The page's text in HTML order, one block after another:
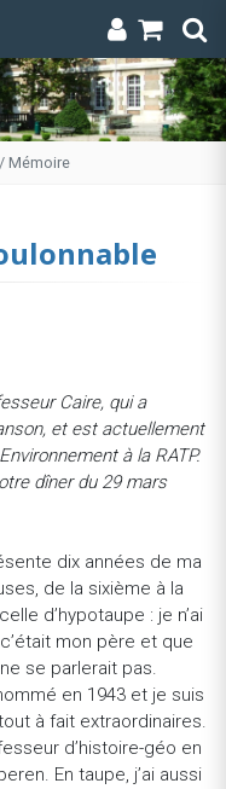
Mémoire
Caire, qui a
et est actuellement
à la RATP.
dîner du 29 mars
dix années de ma
de la sixième à la
d’hypotaupe : je n’ai
mon père et que
ne se parlerait pas.
en 1943 et je suis
à fait extraordinaires.
d’histoire-géo en
En taupe, j’ai aussi